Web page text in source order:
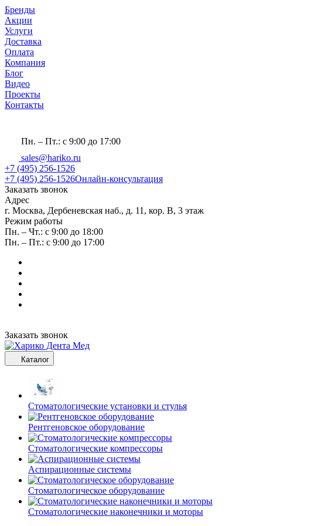
Бренды
Акции
Услуги
Доставка
Оплата
Компания
Блог
Видео
Проекты
Контакты
Пн. – Пт.: с 9:00 до 17:00
sales@hariko.ru
+7 (495) 256-1526
+7 (495) 256-1526Онлайн-консультация
Заказать звонок
Адрес
г. Москва, Дербеневская наб., д. 11, кор. В, 3 этаж
Режим работы
Пн. – Чт.: с 9:00 до 18:00
Пн. – Пт.: с 9:00 до 17:00
Заказать звонок
Каталог
Стоматологические установки и стулья
Рентгеновское оборудование
Стоматологические компрессоры
Аспирационные системы
Стоматологическое оборудование
Стоматологические наконечники и моторы